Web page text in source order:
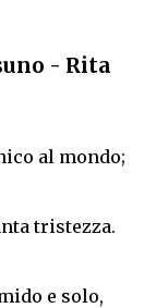
- Rita
al mondo;
tristezza.
e solo,